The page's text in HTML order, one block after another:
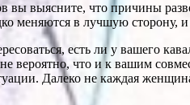
вы выясните, что причины
меняются в лучшую сторону, и
есть ли у вашего
вероятно, что и к вашим
Далеко не каждая